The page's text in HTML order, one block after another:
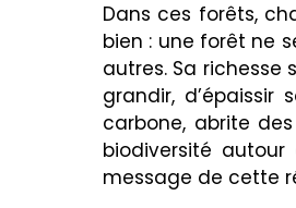
Dans ces forêts,
bien : une forêt ne
autres. Sa richesse
grandir, d’épaissir
carbone, abrite
biodiversité
message de cette